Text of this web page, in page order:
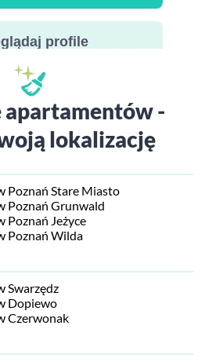
profile
apartamentów -
lokalizację
Poznań Stare Miasto
Poznań Grunwald
Poznań Jeżyce
Poznań Wilda
Swarzędz
Dopiewo
Czerwonak